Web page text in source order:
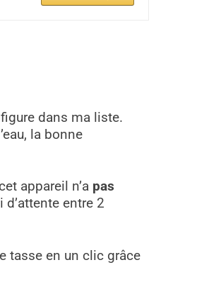
dans ma liste.
la bonne
appareil n’a pas
entre 2
tasse en un clic grâce